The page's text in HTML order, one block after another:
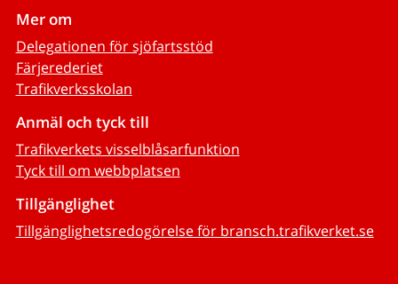
Mer om
Delegationen för sjöfartsstöd
Färjerederiet
Trafikverksskolan
Anmäl och tyck till
Trafikverkets visselblåsarfunktion
Tyck till om webbplatsen
Tillgänglighet
Tillgänglighetsredogörelse för bransch.trafikverket.se